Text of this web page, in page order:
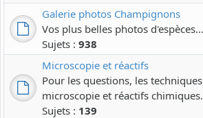
Galerie photos Champignons
Vos plus belles photos d'espèces...
Sujets : 938
Microscopie et réactifs
Pour les questions, les
microscopie et réactifs chimiques.
Sujets : 139